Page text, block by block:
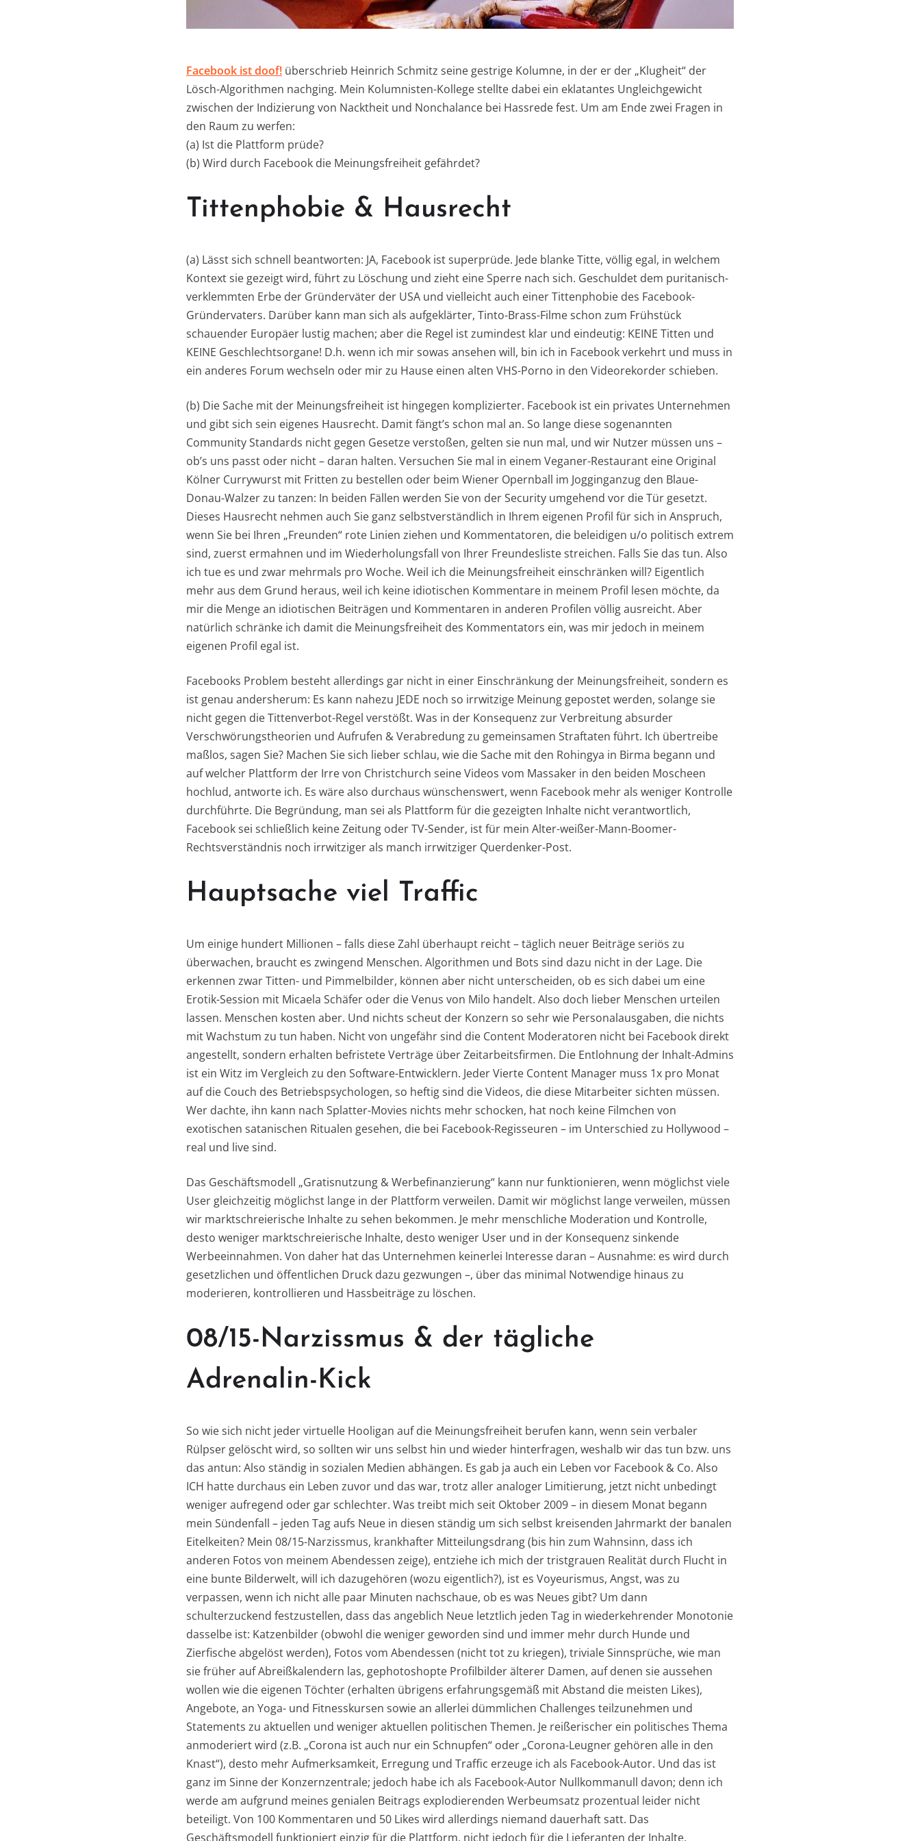
Facebook ist doof! überschrieb Heinrich Schmitz seine gestrige Kolumne, in der er der „Klugheit“ der
Lösch-Algorithmen nachging. Mein Kolumnisten-Kollege stellte dabei ein eklatantes Ungleichgewicht
zwischen der Indizierung von Nacktheit und Nonchalance bei Hassrede fest. Um am Ende zwei Fragen in
den Raum zu werfen:
(a) Ist die Plattform prüde?
(b) Wird durch Facebook die Meinungsfreiheit gefährdet?
Tittenphobie & Hausrecht
(a) Lässt sich schnell beantworten: JA, Facebook ist superprüde. Jede blanke Titte, völlig egal, in welchem
Kontext sie gezeigt wird, führt zu Löschung und zieht eine Sperre nach sich. Geschuldet dem puritanisch-
verklemmten Erbe der Gründerväter der USA und vielleicht auch einer Tittenphobie des Facebook-
Gründervaters. Darüber kann man sich als aufgeklärter, Tinto-Brass-Filme schon zum Frühstück
schauender Europäer lustig machen; aber die Regel ist zumindest klar und eindeutig: KEINE Titten und
KEINE Geschlechtsorgane! D.h. wenn ich mir sowas ansehen will, bin ich in Facebook verkehrt und muss in
ein anderes Forum wechseln oder mir zu Hause einen alten VHS-Porno in den Videorekorder schieben.
(b) Die Sache mit der Meinungsfreiheit ist hingegen komplizierter. Facebook ist ein privates Unternehmen
und gibt sich sein eigenes Hausrecht. Damit fängt’s schon mal an. So lange diese sogenannten
Community Standards nicht gegen Gesetze verstoßen, gelten sie nun mal, und wir Nutzer müssen uns –
ob’s uns passt oder nicht – daran halten. Versuchen Sie mal in einem Veganer-Restaurant eine Original
Kölner Currywurst mit Fritten zu bestellen oder beim Wiener Opernball im Jogginganzug den Blaue-
Donau-Walzer zu tanzen: In beiden Fällen werden Sie von der Security umgehend vor die Tür gesetzt.
Dieses Hausrecht nehmen auch Sie ganz selbstverständlich in Ihrem eigenen Profil für sich in Anspruch,
wenn Sie bei Ihren „Freunden“ rote Linien ziehen und Kommentatoren, die beleidigen u/o politisch extrem
sind, zuerst ermahnen und im Wiederholungsfall von Ihrer Freundesliste streichen. Falls Sie das tun. Also
ich tue es und zwar mehrmals pro Woche. Weil ich die Meinungsfreiheit einschränken will? Eigentlich
mehr aus dem Grund heraus, weil ich keine idiotischen Kommentare in meinem Profil lesen möchte, da
mir die Menge an idiotischen Beiträgen und Kommentaren in anderen Profilen völlig ausreicht. Aber
natürlich schränke ich damit die Meinungsfreiheit des Kommentators ein, was mir jedoch in meinem
eigenen Profil egal ist.
Facebooks Problem besteht allerdings gar nicht in einer Einschränkung der Meinungsfreiheit, sondern es
ist genau andersherum: Es kann nahezu JEDE noch so irrwitzige Meinung gepostet werden, solange sie
nicht gegen die Tittenverbot-Regel verstößt. Was in der Konsequenz zur Verbreitung absurder
Verschwörungstheorien und Aufrufen & Verabredung zu gemeinsamen Straftaten führt. Ich übertreibe
maßlos, sagen Sie? Machen Sie sich lieber schlau, wie die Sache mit den Rohingya in Birma begann und
auf welcher Plattform der Irre von Christchurch seine Videos vom Massaker in den beiden Moscheen
hochlud, antworte ich. Es wäre also durchaus wünschenswert, wenn Facebook mehr als weniger Kontrolle
durchführte. Die Begründung, man sei als Plattform für die gezeigten Inhalte nicht verantwortlich,
Facebook sei schließlich keine Zeitung oder TV-Sender, ist für mein Alter-weißer-Mann-Boomer-
Rechtsverständnis noch irrwitziger als manch irrwitziger Querdenker-Post.
Hauptsache viel Traffic
Um einige hundert Millionen – falls diese Zahl überhaupt reicht – täglich neuer Beiträge seriös zu
überwachen, braucht es zwingend Menschen. Algorithmen und Bots sind dazu nicht in der Lage. Die
erkennen zwar Titten- und Pimmelbilder, können aber nicht unterscheiden, ob es sich dabei um eine
Erotik-Session mit Micaela Schäfer oder die Venus von Milo handelt. Also doch lieber Menschen urteilen
lassen. Menschen kosten aber. Und nichts scheut der Konzern so sehr wie Personalausgaben, die nichts
mit Wachstum zu tun haben. Nicht von ungefähr sind die Content Moderatoren nicht bei Facebook direkt
angestellt, sondern erhalten befristete Verträge über Zeitarbeitsfirmen. Die Entlohnung der Inhalt-Admins
ist ein Witz im Vergleich zu den Software-Entwicklern. Jeder Vierte Content Manager muss 1x pro Monat
auf die Couch des Betriebspsychologen, so heftig sind die Videos, die diese Mitarbeiter sichten müssen.
Wer dachte, ihn kann nach Splatter-Movies nichts mehr schocken, hat noch keine Filmchen von
exotischen satanischen Ritualen gesehen, die bei Facebook-Regisseuren – im Unterschied zu Hollywood –
real und live sind.
Das Geschäftsmodell „Gratisnutzung & Werbefinanzierung“ kann nur funktionieren, wenn möglichst viele
User gleichzeitig möglichst lange in der Plattform verweilen. Damit wir möglichst lange verweilen, müssen
wir marktschreierische Inhalte zu sehen bekommen. Je mehr menschliche Moderation und Kontrolle,
desto weniger marktschreierische Inhalte, desto weniger User und in der Konsequenz sinkende
Werbeeinnahmen. Von daher hat das Unternehmen keinerlei Interesse daran – Ausnahme: es wird durch
gesetzlichen und öffentlichen Druck dazu gezwungen –, über das minimal Notwendige hinaus zu
moderieren, kontrollieren und Hassbeiträge zu löschen.
08/15-Narzissmus & der tägliche
Adrenalin-Kick
So wie sich nicht jeder virtuelle Hooligan auf die Meinungsfreiheit berufen kann, wenn sein verbaler
Rülpser gelöscht wird, so sollten wir uns selbst hin und wieder hinterfragen, weshalb wir das tun bzw. uns
das antun: Also ständig in sozialen Medien abhängen. Es gab ja auch ein Leben vor Facebook & Co. Also
ICH hatte durchaus ein Leben zuvor und das war, trotz aller analoger Limitierung, jetzt nicht unbedingt
weniger aufregend oder gar schlechter. Was treibt mich seit Oktober 2009 – in diesem Monat begann
mein Sündenfall – jeden Tag aufs Neue in diesen ständig um sich selbst kreisenden Jahrmarkt der banalen
Eitelkeiten? Mein 08/15-Narzissmus, krankhafter Mitteilungsdrang (bis hin zum Wahnsinn, dass ich
anderen Fotos von meinem Abendessen zeige), entziehe ich mich der tristgrauen Realität durch Flucht in
eine bunte Bilderwelt, will ich dazugehören (wozu eigentlich?), ist es Voyeurismus, Angst, was zu
verpassen, wenn ich nicht alle paar Minuten nachschaue, ob es was Neues gibt? Um dann
schulterzuckend festzustellen, dass das angeblich Neue letztlich jeden Tag in wiederkehrender Monotonie
dasselbe ist: Katzenbilder (obwohl die weniger geworden sind und immer mehr durch Hunde und
Zierfische abgelöst werden), Fotos vom Abendessen (nicht tot zu kriegen), triviale Sinnsprüche, wie man
sie früher auf Abreißkalendern las, gephotoshopte Profilbilder älterer Damen, auf denen sie aussehen
wollen wie die eigenen Töchter (erhalten übrigens erfahrungsgemäß mit Abstand die meisten Likes),
Angebote, an Yoga- und Fitnesskursen sowie an allerlei dümmlichen Challenges teilzunehmen und
Statements zu aktuellen und weniger aktuellen politischen Themen. Je reißerischer ein politisches Thema
anmoderiert wird (z.B. „Corona ist auch nur ein Schnupfen“ oder „Corona-Leugner gehören alle in den
Knast“), desto mehr Aufmerksamkeit, Erregung und Traffic erzeuge ich als Facebook-Autor. Und das ist
ganz im Sinne der Konzernzentrale; jedoch habe ich als Facebook-Autor Nullkommanull davon; denn ich
werde am aufgrund meines genialen Beitrags explodierenden Werbeumsatz prozentual leider nicht
beteiligt. Von 100 Kommentaren und 50 Likes wird allerdings niemand dauerhaft satt. Das
Geschäftsmodell funktioniert einzig für die Plattform, nicht jedoch für die Lieferanten der Inhalte.